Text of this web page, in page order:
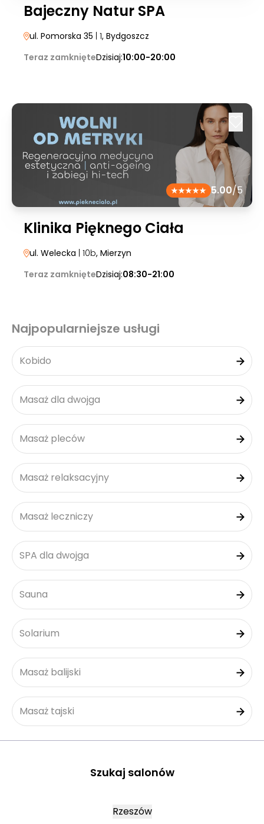
Bajeczny Natur SPA
ul. Pomorska 35 | 1, Bydgoszcz
Teraz zamknięteDzisiaj:10:00-20:00
5.00/5
Klinika Pięknego Ciała
ul. Welecka | 10b, Mierzyn
Teraz zamknięteDzisiaj:08:30-21:00
Najpopularniejsze usługi
Kobido
Masaż dla dwojga
Masaż pleców
Masaż relaksacyjny
Masaż leczniczy
SPA dla dwojga
Sauna
Solarium
Masaż balijski
Masaż tajski
Szukaj salonów
Rzeszów